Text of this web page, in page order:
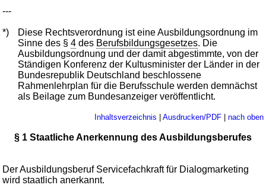
---
*)
Diese Rechtsverordnung ist eine Ausbildungsordnung im
Sinne des §4 des Berufsbildungsgesetzes. Die
Ausbildungsordnung und der damit abgestimmte, von der
Ständigen Konferenz der Kultusminister der Länder in der
Bundesrepublik Deutschland beschlossene
Rahmenlehrplan für die Berufsschule werden demnächst
als Beilage zum Bundesanzeiger veröffentlicht.
Inhaltsverzeichnis | Ausdrucken/PDF| nach oben
§ 1 Staatliche Anerkennung des Ausbildungsberufes
Der Ausbildungsberuf Servicefachkraft für Dialogmarketing
wird staatlich anerkannt.